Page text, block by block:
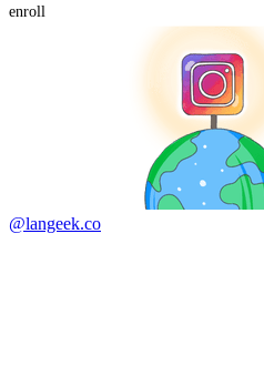
enroll
@langeek.co